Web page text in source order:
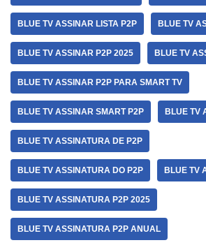
BLUE TV ASSINAR LISTA P2P BLUE TV
BLUE TV ASSINAR P2P 2025 BLUE TV
BLUE TV ASSINAR P2P PARA SMART TV
BLUE TV ASSINAR SMART P2P BLUE TV
BLUE TV ASSINATURA DE P2P
BLUE TV ASSINATURA DO P2P BLUE TV
BLUE TV ASSINATURA P2P 2025
BLUE TV ASSINATURA P2P ANUAL